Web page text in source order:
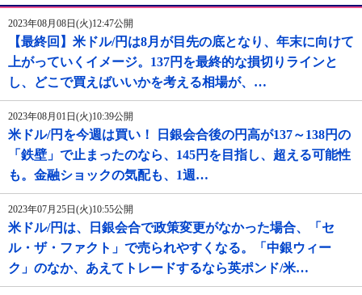
2023年08月08日(火)12:47公開
【最終回】米ドル/円は8月が目先の底となり、年末に向けて
上がっていくイメージ。137円を最終的な損切りラインと
し、どこで買えばいいかを考える相場が、…
2023年08月01日(火)10:39公開
米ドル/円を今週は買い！ 日銀会合後の円高が137～138円の
「鉄壁」で止まったのなら、145円を目指し、超える可能性
も。金融ショックの気配も、1週…
2023年07月25日(火)10:55公開
米ドル/円は、日銀会合で政策変更がなかった場合、「セ
ル・ザ・ファクト」で売られやすくなる。「中銀ウィー
ク」のなか、あえてトレードするなら英ポンド/米…